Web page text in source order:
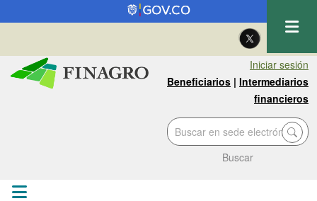
Pasar al contenido principal
| Eng
Iniciar sesión
Beneficiarios | Intermediarios
financieros
Buscar